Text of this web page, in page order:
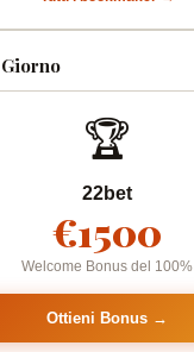
🏆
22bet
€1500
Welcome Bonus del 100%
Ottieni Bonus →